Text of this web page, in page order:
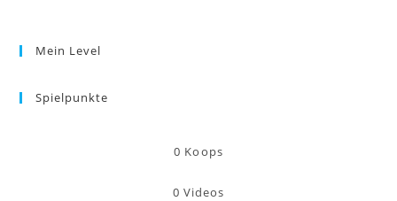
Mein Level
Spielpunkte
0 Koops
0 Videos